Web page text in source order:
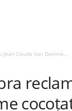
Claude Van Damme...